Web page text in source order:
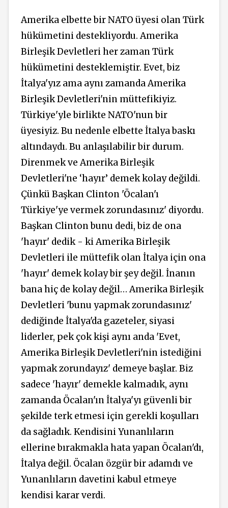
Amerika elbette bir NATO üyesi olan Türk
hükümetini destekliyordu. Amerika
Birleşik Devletleri her zaman Türk
hükümetini desteklemiştir. Evet, biz
İtalya'yız ama aynı zamanda Amerika
Birleşik Devletleri'nin müttefikiyiz.
Türkiye'yle birlikte NATO'nun bir
üyesiyiz. Bu nedenle elbette İtalya baskı
altındaydı. Bu anlaşılabilir bir durum.
Direnmek ve Amerika Birleşik
Devletleri'ne ‘hayır’ demek kolay değildi.
Çünkü Başkan Clinton 'Öcalan'ı
Türkiye'ye vermek zorundasınız' diyordu.
Başkan Clinton bunu dedi, biz de ona
'hayır' dedik - ki Amerika Birleşik
Devletleri ile müttefik olan İtalya için ona
'hayır' demek kolay bir şey değil. İnanın
bana hiç de kolay değil… Amerika Birleşik
Devletleri 'bunu yapmak zorundasınız'
dediğinde İtalya'da gazeteler, siyasi
liderler, pek çok kişi aynı anda 'Evet,
Amerika Birleşik Devletleri'nin istediğini
yapmak zorundayız' demeye başlar. Biz
sadece 'hayır' demekle kalmadık, aynı
zamanda Öcalan'ın İtalya'yı güvenli bir
şekilde terk etmesi için gerekli koşulları
da sağladık. Kendisini Yunanlıların
ellerine bırakmakla hata yapan Öcalan'dı,
İtalya değil. Öcalan özgür bir adamdı ve
Yunanlıların davetini kabul etmeye
kendisi karar verdi.